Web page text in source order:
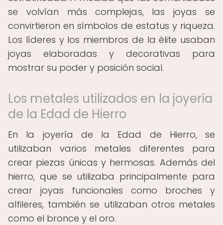
se volvían más complejas, las joyas se
convirtieron en símbolos de estatus y riqueza.
Los líderes y los miembros de la élite usaban
joyas elaboradas y decorativas para
mostrar su poder y posición social.
Los metales utilizados en la joyería
de la Edad de Hierro
En la joyería de la Edad de Hierro, se
utilizaban varios metales diferentes para
crear piezas únicas y hermosas. Además del
hierro, que se utilizaba principalmente para
crear joyas funcionales como broches y
alfileres, también se utilizaban otros metales
como el bronce y el oro.